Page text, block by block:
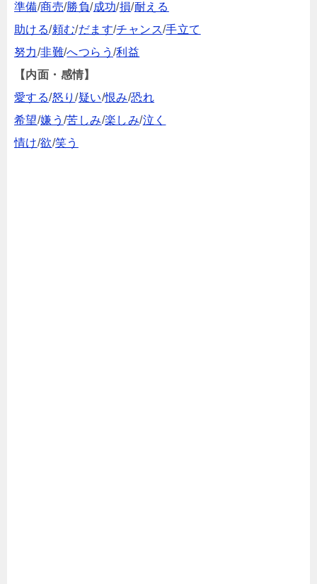
準備/商売/勝負/成功/損/耐える
助ける/頼む/だます/チャンス/手立て
努力/非難/へつらう/利益
【内面・感情】
愛する/怒り/疑い/恨み/恐れ
希望/嫌う/苦しみ/楽しみ/泣く
情け/欲/笑う